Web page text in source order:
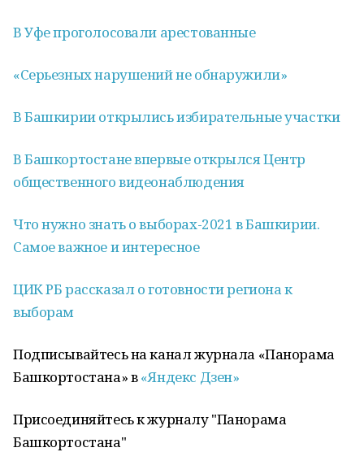
В Уфе проголосовали арестованные
«Серьезных нарушений не обнаружили»
В Башкирии открылись избирательные участки
В Башкортостане впервые открылся Центр
общественного видеонаблюдения
Что нужно знать о выборах-2021 в Башкирии.
Самое важное и интересное
ЦИК РБ рассказал о готовности региона к
выборам
Подписывайтесь на канал журнала «Панорама
Башкортостана» в«Яндекс Дзен»
Присоединяйтесь к журналу "Панорама
Башкортостана"